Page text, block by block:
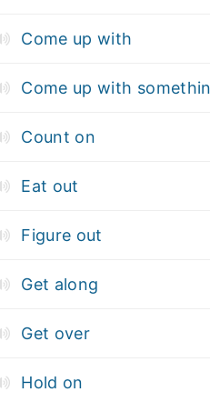
Come up with
Come up with
Count on
Eat out
Figure out
Get along
Get over
Hold on